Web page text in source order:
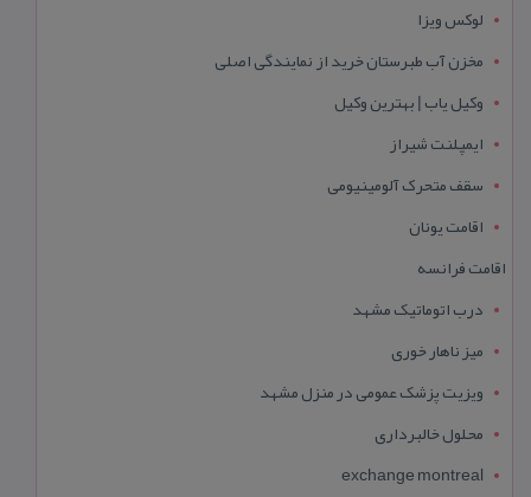
لوکس ویزا
مخزن آب طبرستان خرید از نمایندگی اصلی
وکیل یاب | بهترین وکیل
ایمپلنت شیراز
سقف متحرک آلومینیومی
اقامت یونان
اقامت فرانسه
درب اتوماتیک مشهد
میز ناهار خوری
ویزیت پزشک عمومی در منزل مشهد
محلول خالبرداری
exchange montreal